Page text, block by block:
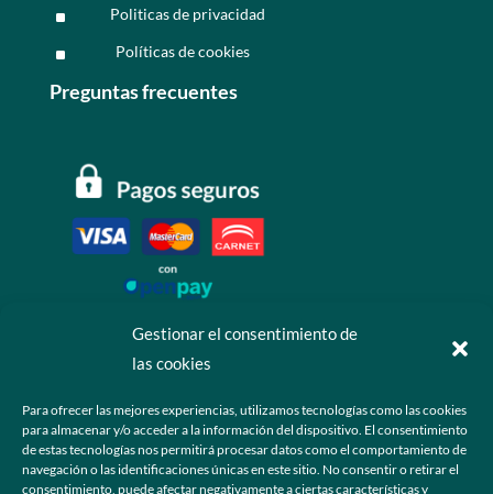
Gestionar el consentimiento de
las cookies
Para ofrecer las mejores experiencias, utilizamos tecnologías como las cookies
para almacenar y/o acceder a la información del dispositivo. El consentimiento
de estas tecnologías nos permitirá procesar datos como el comportamiento de
navegación o las identificaciones únicas en este sitio. No consentir o retirar el
consentimiento, puede afectar negativamente a ciertas características y
^ Politicas de privacidad
^ Políticas de cookies
Preguntas frecuentes
 +52 55 6173 7725 (Ventas)
 hola@grupo-omk.com